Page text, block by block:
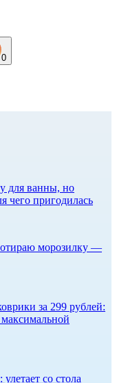
0
для ванны, но
чего пригодилась
морозилку —
за 299 рублей:
со стола